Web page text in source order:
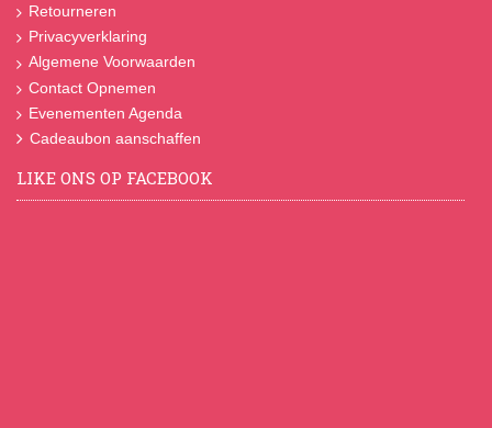
Retourneren
Privacyverklaring
Algemene Voorwaarden
Contact Opnemen
Evenementen Agenda
Cadeaubon aanschaffen
LIKE ONS OP FACEBOOK